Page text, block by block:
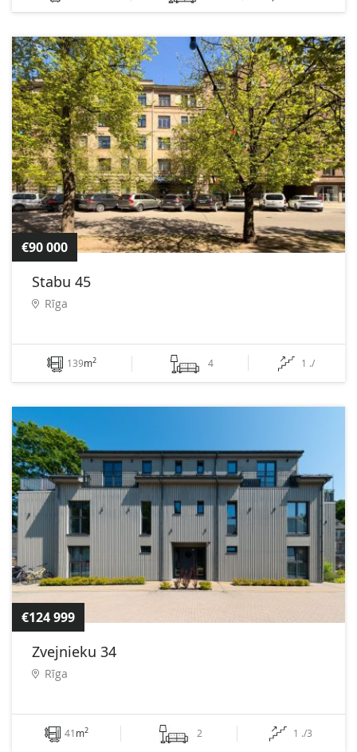
€90 000
Stabu 45
Rīga
139m2 4 1 ./
€124 999
Zvejnieku 34
Rīga
41m2 2 1 ./3